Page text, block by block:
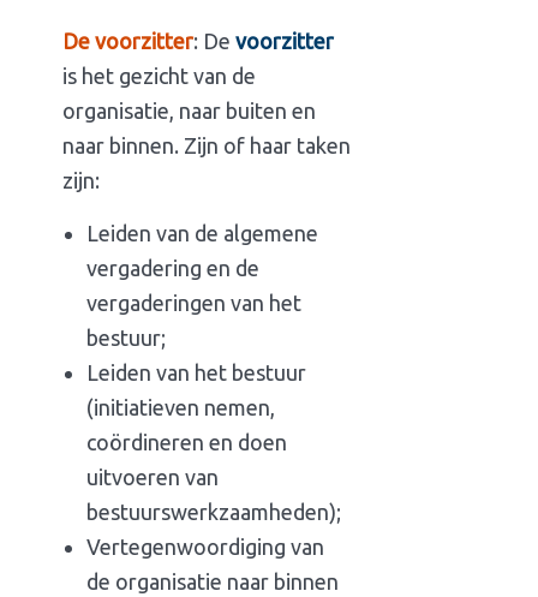
De voorzitter: De voorzitter
is het gezicht van de
organisatie, naar buiten en
naar binnen. Zijn of haar taken
zijn:
Leiden van de algemene
vergadering en de
vergaderingen van het
bestuur;
Leiden van het bestuur
(initiatieven nemen,
coördineren en doen
uitvoeren van
bestuurswerkzaamheden);
Vertegenwoordiging van
de organisatie naar binnen